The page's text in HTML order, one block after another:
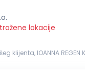
lokacije
klijenta, IOANNA